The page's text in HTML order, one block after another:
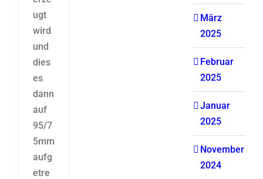
ugt
wird
und
dies
es
dann
auf
95/7
5mm
aufg
etre
März
2025
Februar
2025
Januar
2025
November
2024